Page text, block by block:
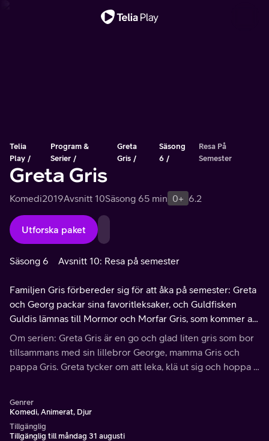
Telia
Play
Program &
Serier
Greta
Gris
Säsong
6
Resa På
Semester
Greta Gris
Komedi2019Avsnitt 10Säsong 65 min 0+ 6.2
Utforska paket
Säsong 6 Avsnitt 10: Resa på semester
Familjen Gris förbereder sig för att åka på semester: Greta
och Georg packar sina favoritleksaker, och Guldfisken
Guldis lämnas till Mormor och Morfar Gris, som kommer att
ta hand om henne.
Om serien: Greta Gris är en go och glad liten gris som bor
tillsammans med sin lillebror George, mamma Gris och
pappa Gris. Greta tycker om att leka, klä ut sig och hoppa i
Genrer
Komedi, Animerat, Djur
Tillgänglig
Tillgänglig till måndag 31 augusti